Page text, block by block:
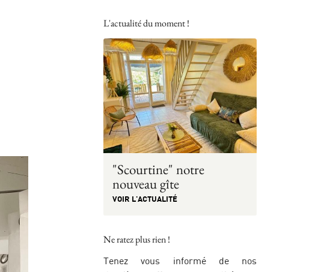
L'actualité du moment !
"Scourtine" notre
nouveau gîte
VOIR L'ACTUALITÉ
Ne ratez plus rien !
Tenez vous informé de nos